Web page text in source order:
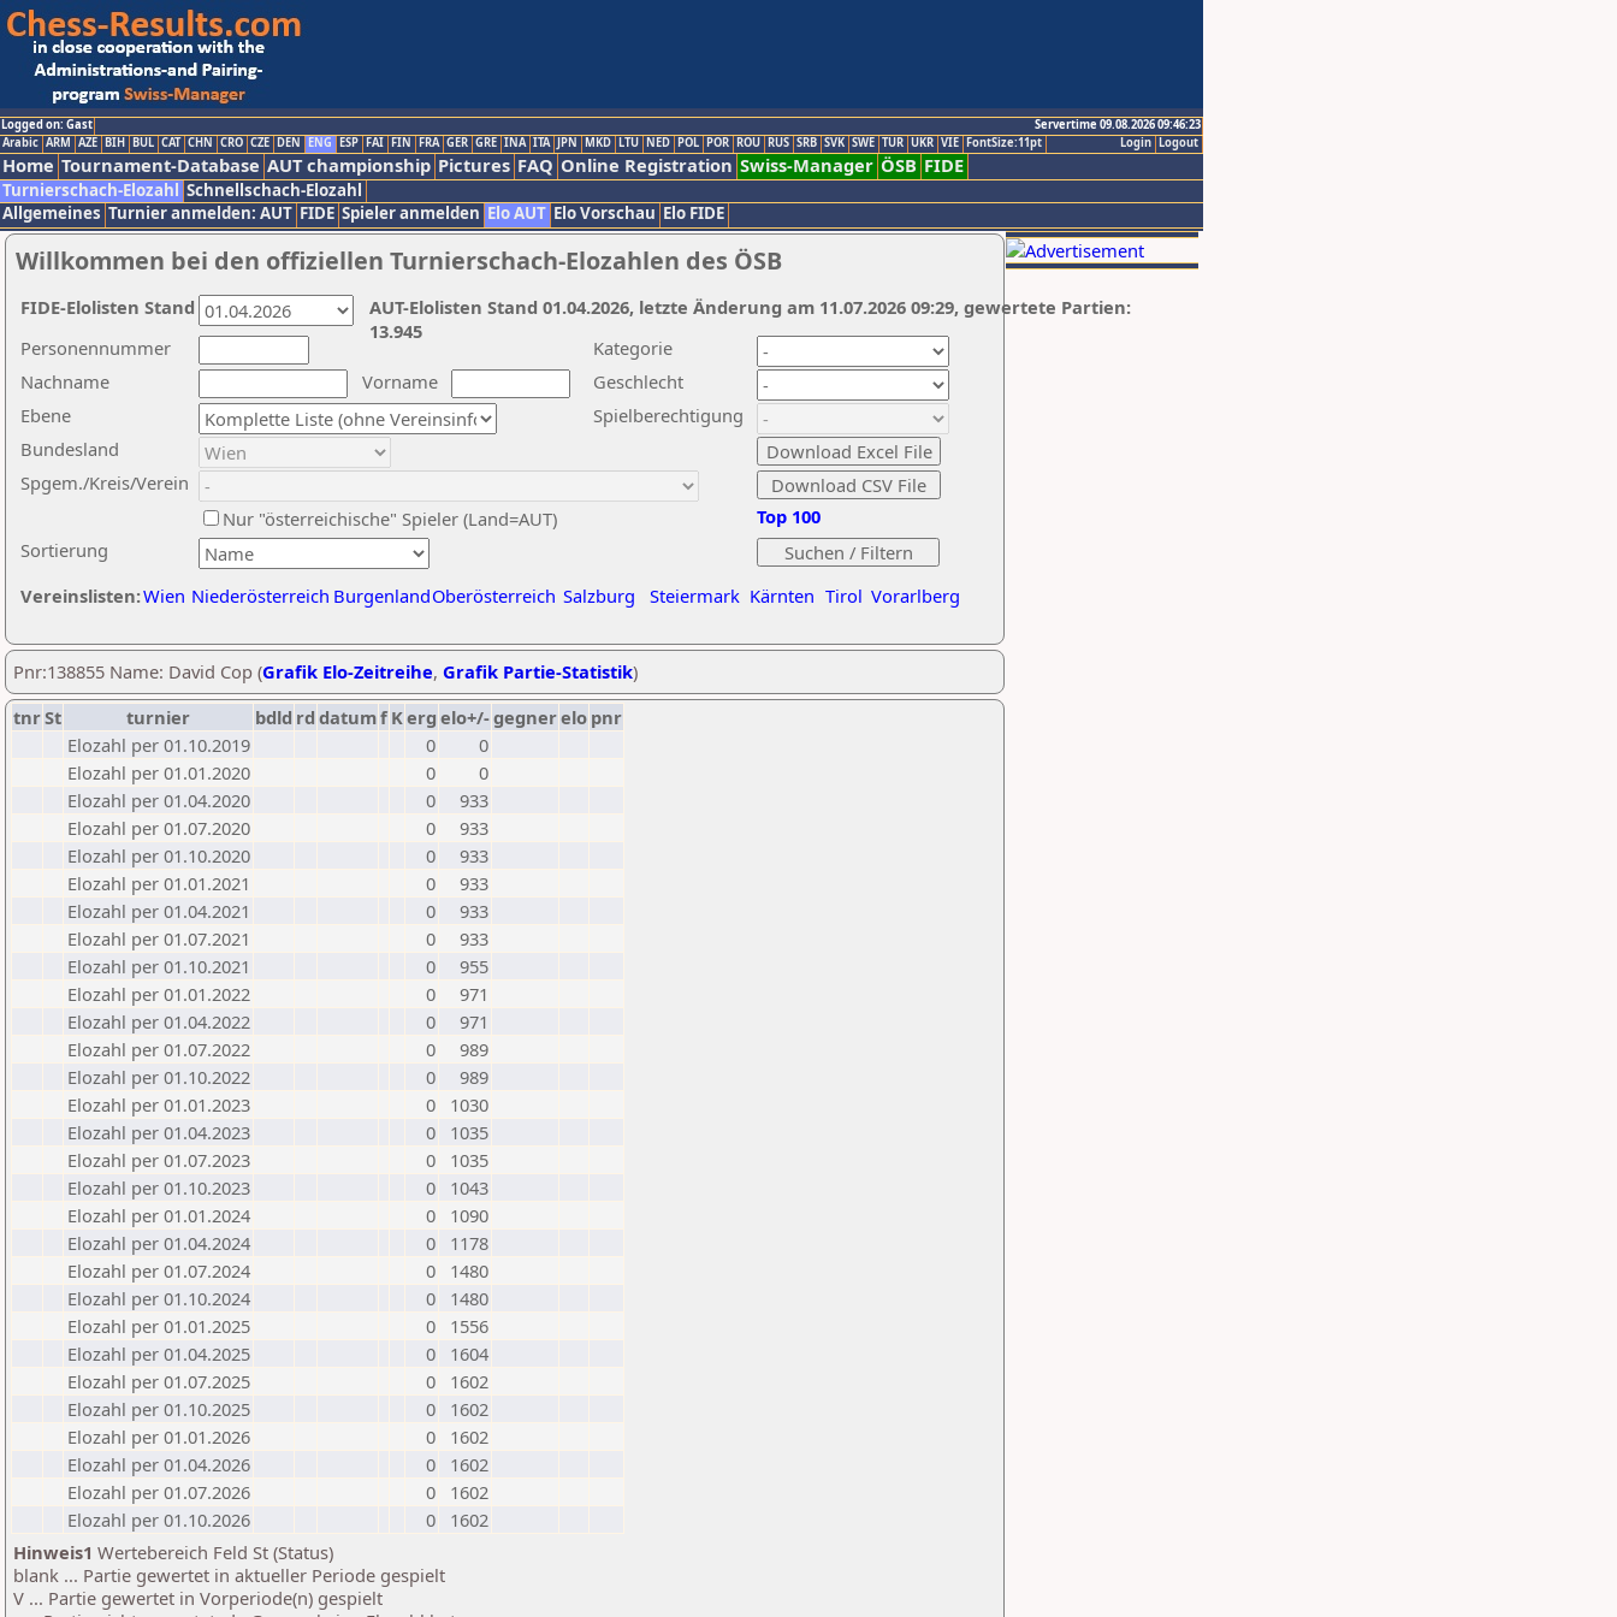
Logged on: Gast
Servertime 09.08.2026 09:46:23
Logout
Login
Arabic ARM AZE BIH BUL CAT CHN CRO CZE DEN ENG ESP FAI FIN FRA GER GRE INA ITA JPN MKD LTU NED POL POR ROU RUS SRB SVK SWE TUR UKR VIE FontSize:11pt
Home Tournament-Database AUT championship Pictures FAQ Online Registration Swiss-Manager ÖSB FIDE
Turnierschach-Elozahl Schnellschach-Elozahl
Allgemeines Turnier anmelden: AUT FIDE Spieler anmelden Elo AUT Elo Vorschau Elo FIDE
Willkommen bei den offiziellen Turnierschach-Elozahlen des ÖSB
Nachname
Vorname
Ebene
Kategorie
Sortierung
Personennummer
Bundesland
Spgem./Kreis/Verein
Geschlecht
Nur "österreichische" Spieler (Land=AUT)
Spielberechtigung
Vereinslisten:Wien Niederösterreich BurgenlandOberösterreich Salzburg Steiermark Kärnten Tirol Vorarlberg
Top 100
AUT-Elolisten Stand 01.04.2026, letzte Änderung am 11.07.2026 09:29, gewertete Partien:
13.945
FIDE-Elolisten Stand
Pnr:138855 Name: David Cop (Grafik Elo-Zeitreihe, Grafik Partie-Statistik)
tnrSt turnier bdld rd datumf Kerg elo+/-gegnerelo pnr
Elozahl per 01.10.2019
0
0
Elozahl per 01.01.2020
0
0
Elozahl per 01.04.2020
0
933
Elozahl per 01.07.2020
0
933
Elozahl per 01.10.2020
0
933
Elozahl per 01.01.2021
0
933
Elozahl per 01.04.2021
0
933
Elozahl per 01.07.2021
0
933
Elozahl per 01.10.2021
0
955
Elozahl per 01.01.2022
0
971
Elozahl per 01.04.2022
0
971
Elozahl per 01.07.2022
0
989
Elozahl per 01.10.2022
0
989
Elozahl per 01.01.2023
0
1030
Elozahl per 01.04.2023
0
1035
Elozahl per 01.07.2023
0
1035
Elozahl per 01.10.2023
0
1043
Elozahl per 01.01.2024
0
1090
Elozahl per 01.04.2024
0
1178
Elozahl per 01.07.2024
0
1480
Elozahl per 01.10.2024
0
1480
Elozahl per 01.01.2025
0
1556
Elozahl per 01.04.2025
0
1604
Elozahl per 01.07.2025
0
1602
Elozahl per 01.10.2025
0
1602
Elozahl per 01.01.2026
0
1602
Elozahl per 01.04.2026
0
1602
Elozahl per 01.07.2026
0
1602
Elozahl per 01.10.2026
0
1602
Hinweis1 Wertebereich Feld St (Status)
blank ... Partie gewertet in aktueller Periode gespielt
V ... Partie gewertet in Vorperiode(n) gespielt